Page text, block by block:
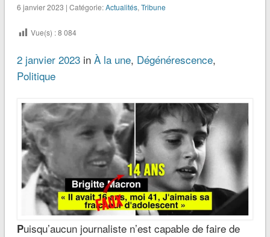
6 janvier 2023 | Catégorie:Actualités, Tribune
Vue(s) :8 084
2 janvier 2023in À la une, Dégénérescence,
Politique
Puisqu’aucun journaliste n’est capable de faire de